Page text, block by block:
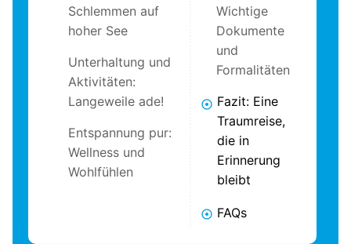
Schlemmen auf
hoher See
Unterhaltung und
Aktivitäten:
Langeweile ade!
Entspannung pur:
Wellness und
Wohlfühlen
Wichtige
Dokumente
und
Formalitäten
Fazit: Eine
Traumreise,
die in
Erinnerung
bleibt
FAQs